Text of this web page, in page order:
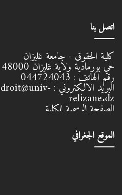
اتصل بنا
كلية الحقوق - جامعة غليزان
حي بورمادية ولاية غليزان48000 رقم الهاتف :044724043البريد الالكتروني :
relizane.dz
الصفحة الرسمية للكلية
الموقع الجغرافي